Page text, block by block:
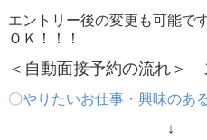
エントリー後の変更も可能で
ＯＫ！！！
＜自動面接予約の流れ＞
〇やりたいお仕事・興味のあ
↓